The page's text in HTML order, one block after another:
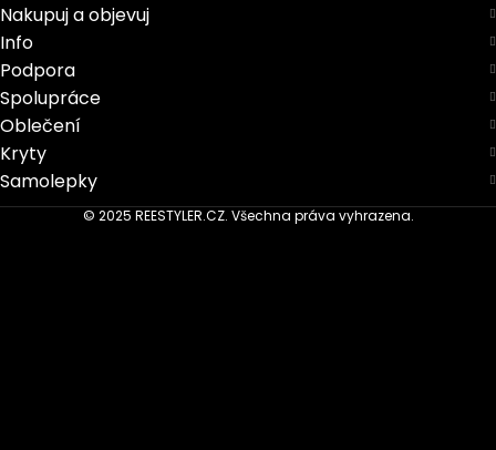
Nakupuj a objevuj
Info
Podpora
Spolupráce
Oblečení
Kryty
Samolepky
© 2025 REESTYLER.CZ. Všechna práva vyhrazena.